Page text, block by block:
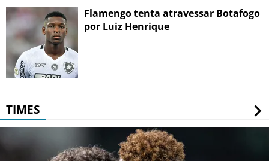
Flamengo tenta atravessar Botafogo
por Luiz Henrique
TIMES